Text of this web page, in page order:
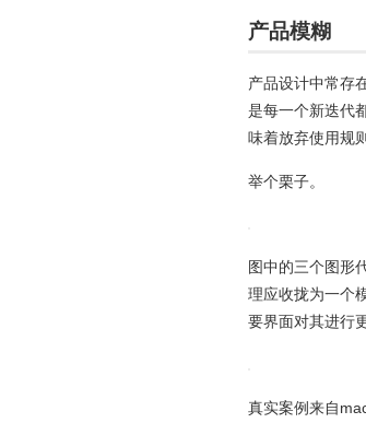
产品模糊
产品设计中常存
是每一个新迭代
味着放弃使用规
举个栗子。
图中的三个图形
理应收拢为一个
要界面对其进行
真实案例来自